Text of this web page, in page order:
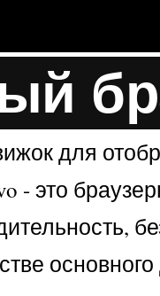
для
- это